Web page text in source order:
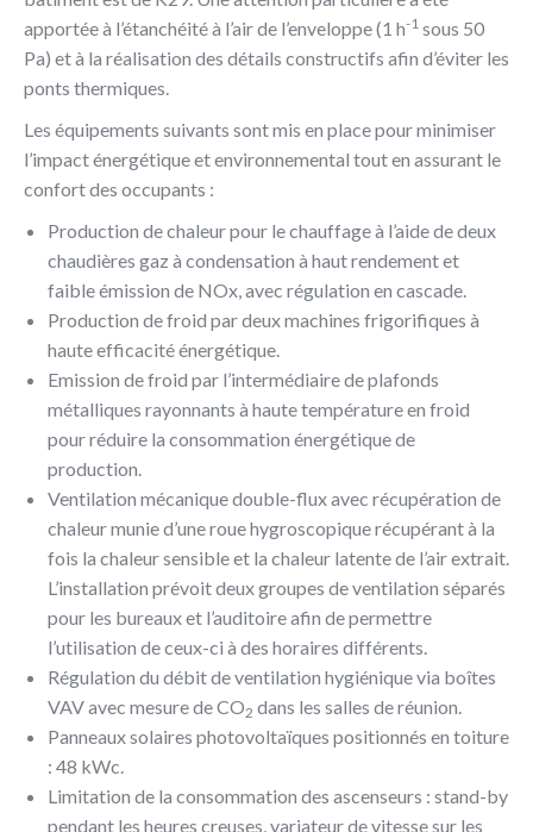
apportée à l’étanchéité à l’air de l’enveloppe (1 h-1 sous 50
Pa) et à la réalisation des détails constructifs afin d’éviter les
ponts thermiques.
Les équipements suivants sont mis en place pour minimiser
l’impact énergétique et environnemental tout en assurant le
confort des occupants :
Production de chaleur pour le chauffage à l’aide de deux
chaudières gaz à condensation à haut rendement et
faible émission de NOx, avec régulation en cascade.
Production de froid par deux machines frigorifiques à
haute efficacité énergétique.
Emission de froid par l’intermédiaire de plafonds
métalliques rayonnants à haute température en froid
pour réduire la consommation énergétique de
production.
Ventilation mécanique double-flux avec récupération de
chaleur munie d’une roue hygroscopique récupérant à la
fois la chaleur sensible et la chaleur latente de l’air extrait.
L’installation prévoit deux groupes de ventilation séparés
pour les bureaux et l’auditoire afin de permettre
l’utilisation de ceux-ci à des horaires différents.
Régulation du débit de ventilation hygiénique via boîtes
VAV avec mesure de CO2 dans les salles de réunion.
Panneaux solaires photovoltaïques positionnés en toiture
: 48 kWc.
Limitation de la consommation des ascenseurs : stand-by
pendant les heures creuses, variateur de vitesse sur les